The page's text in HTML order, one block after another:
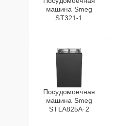
машина Smeg
ST321-1
Посудомоечная
машина Smeg
STLA825A-2